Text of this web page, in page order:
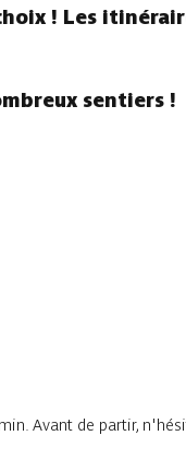
! Les
sentiers !
Avant de partir,